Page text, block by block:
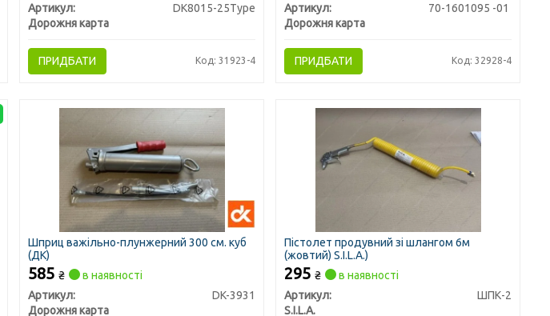
Артикул:
DK8015-25Type
Дорожня карта
ПРИДБАТИ Код: 31923-4
Артикул:
70-1601095 -01
Дорожня карта
ПРИДБАТИ Код: 32928-4
Шприц важільно-плунжерний 300 см. куб
(ДК)
585₴
в наявності
Артикул:
DK-3931
Дорожня карта
Пістолет продувний зі шлангом 6м
(жовтий) S.I.L.A.)
295₴
в наявності
Артикул:
ШПК-2
S.I.L.A.